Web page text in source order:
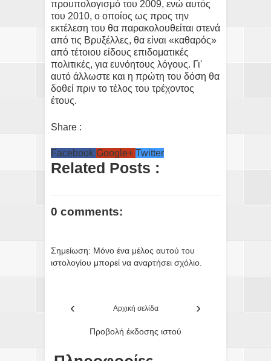
προυπολογισμό του 2009, ενώ αυτός
του 2010, ο οποίος ως προς την
εκτέλεση του θα παρακολουθείται στενά
από τις Βρυξέλλες, θα είναι «καθαρός»
από τέτοιου είδους επιδοματικές
πολιτικές, για ευνόητους λόγους. Γι'
αυτό άλλωστε και η πρώτη του δόση θα
δοθεί πριν το τέλος του τρέχοντος
έτους.
Share :
Facebook Google+ Twitter
Related Posts :
0 comments:
Σημείωση: Μόνο ένα μέλος αυτού του
ιστολογίου μπορεί να αναρτήσει σχόλιο.
‹ ›
Αρχική σελίδα
Προβολή έκδοσης ιστού